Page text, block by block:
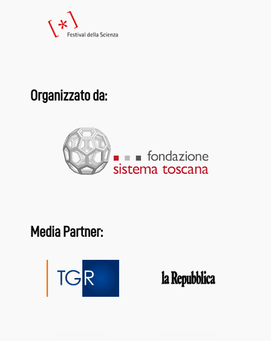
Organizzato da:
Media Partner: